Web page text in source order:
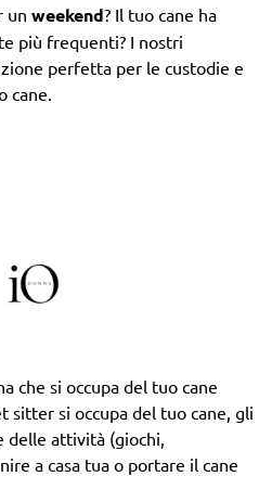
un weekend? Il tuo cane ha
più frequenti? I nostri
perfetta per le custodie e
cane.
che si occupa del tuo cane
sitter si occupa del tuo cane, gli
delle attività (giochi,
a casa tua o portare il cane